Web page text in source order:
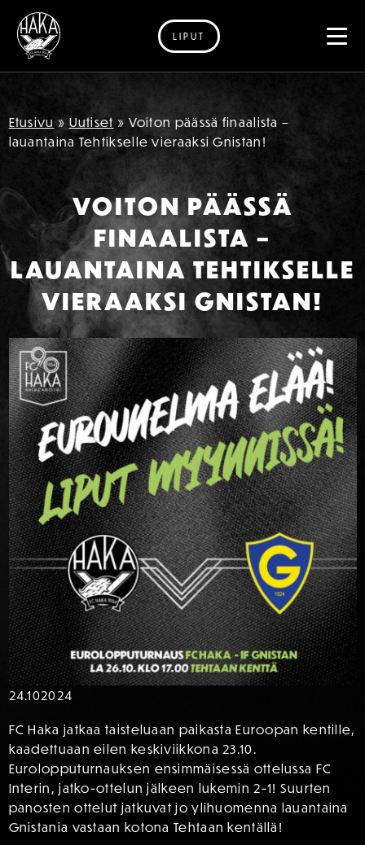
Siirry sisältöön
LIPUT
Etusivu » Uutiset » Voiton päässä finaalista –
lauantaina Tehtikselle vieraaksi Gnistan!
VOITON PÄÄSSÄ
FINAALISTA –
LAUANTAINA TEHTIKSELLE
VIERAAKSI GNISTAN!
24.102024
FC Haka jatkaa taisteluaan paikasta Euroopan kentille,
kaadettuaan eilen keskiviikkona 23.10.
Eurolopputurnauksen ensimmäisessä ottelussa FC
Interin, jatko-ottelun jälkeen lukemin 2-1! Suurten
panosten ottelut jatkuvat jo ylihuomenna lauantaina
Gnistania vastaan kotona Tehtaan kentällä!